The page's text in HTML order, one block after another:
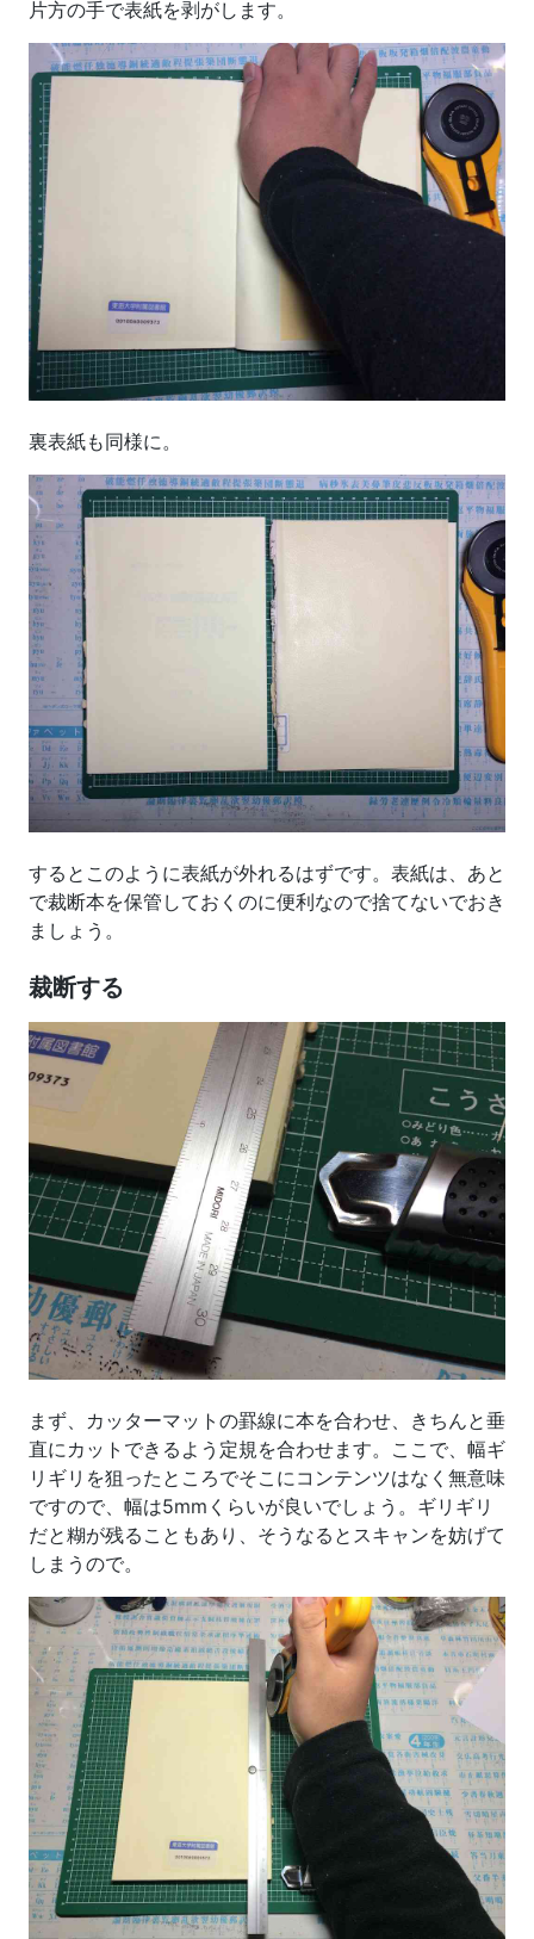
片方の手で表紙を剥がします。
裏表紙も同様に。
するとこのように表紙が外れるはずです。表紙は、あと
で裁断本を保管しておくのに便利なので捨てないでおき
ましょう。
裁断する
まず、カッターマットの罫線に本を合わせ、きちんと垂
直にカットできるよう定規を合わせます。ここで、幅ギ
リギリを狙ったところでそこにコンテンツはなく無意味
ですので、幅は5mmくらいが良いでしょう。ギリギリ
だと糊が残ることもあり、そうなるとスキャンを妨げて
しまうので。